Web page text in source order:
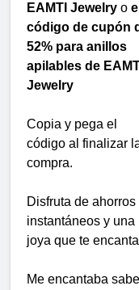
EAMTI Jewelry o el
código de cupón
52% para anillos
apilables de
Jewelry
Copia y pega el
código al finalizar
compra.
Disfruta de ahorros
instantáneos y una
joya que te
Me encantaba